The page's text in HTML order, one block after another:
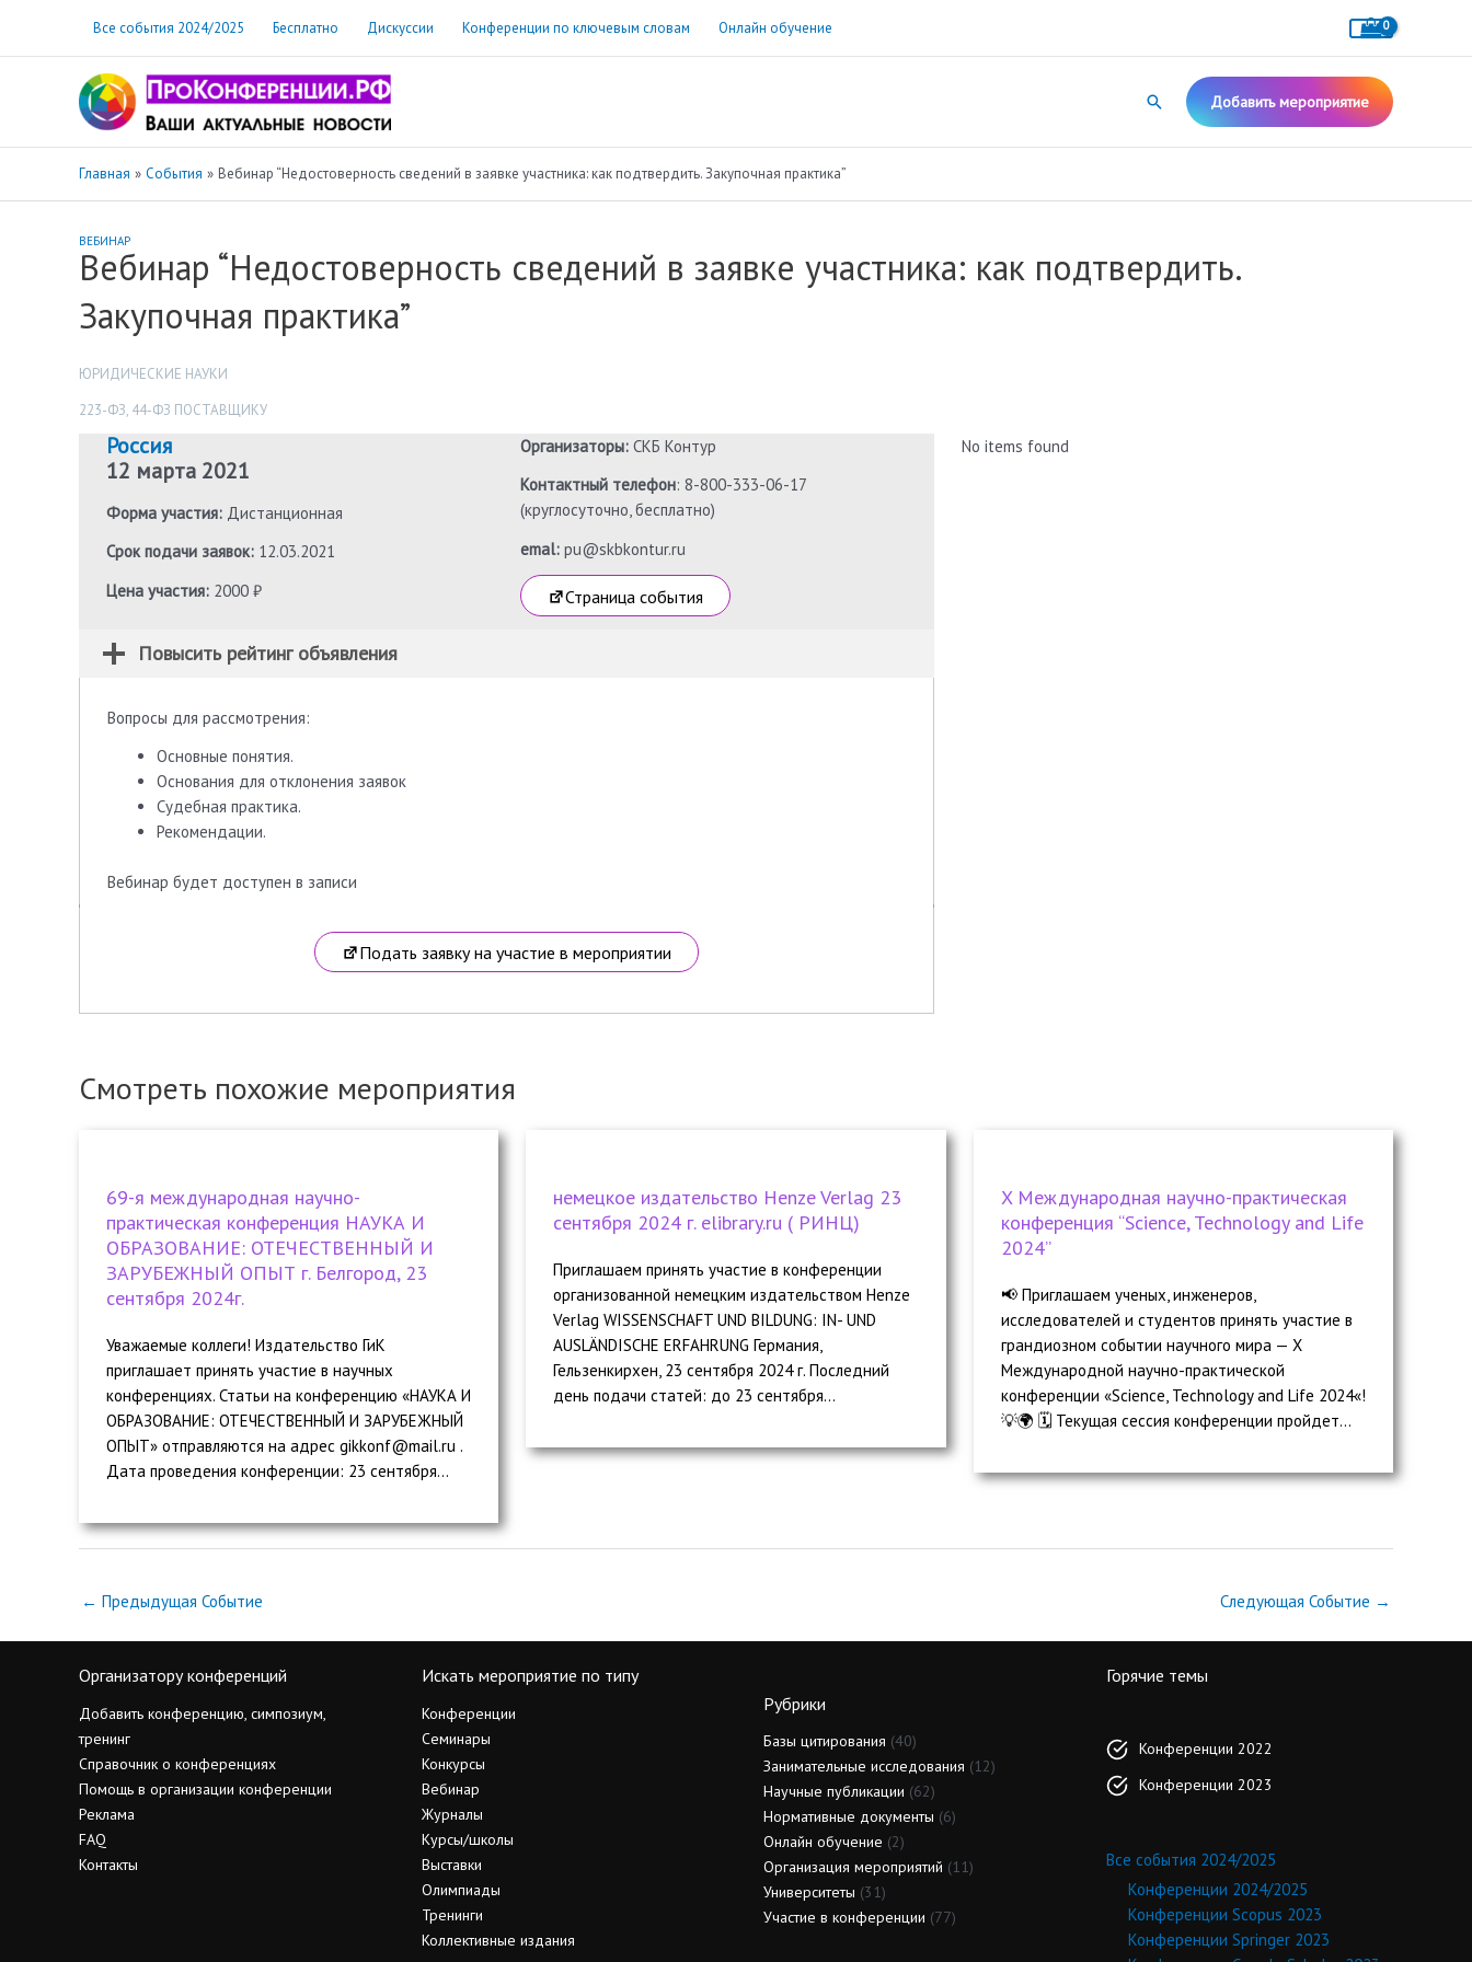
содержимому
Все события 2024/2025 Бесплатно Дискуссии Конференции по ключевым словам Онлайн обучение
Поиск Добавить мероприятие
Главная События Вебинар “Недостоверность сведений в заявке участника: как подтвердить. Закупочная практика”
ВЕБИНАР
Вебинар “Недостоверность сведений в заявке участника: как подтвердить.
Закупочная практика”
ЮРИДИЧЕСКИЕ НАУКИ
223-ФЗ, 44-ФЗ ПОСТАВЩИКУ
Россия
12 марта 2021
Форма участия: Дистанционная
Срок подачи заявок: 12.03.2021
Цена участия: 2000 ₽
Организаторы: СКБ Контур
Контактный телефон: 8-800-333-06-17
(круглосуточно, бесплатно)
emal:pu@skbkontur.ru
Страница события
Повысить рейтинг объявления
Вопросы для рассмотрения:
Основные понятия.
Основания для отклонения заявок
Судебная практика.
Рекомендации.
Вебинар будет доступен в записи
Подать заявку на участие в мероприятии
No items found
Смотреть похожие мероприятия
69-я международная научно-
практическая конференция НАУКА И
ОБРАЗОВАНИЕ: ОТЕЧЕСТВЕННЫЙ И
ЗАРУБЕЖНЫЙ ОПЫТ г. Белгород, 23
сентября 2024г.
Уважаемые коллеги! Издательство ГиК
приглашает принять участие в научных
конференциях. Статьи на конференцию «НАУКА И
ОБРАЗОВАНИЕ: ОТЕЧЕСТВЕННЫЙ И ЗАРУБЕЖНЫЙ
ОПЫТ» отправляются на адрес gikkonf@mail.ru .
Дата проведения конференции: 23 cентября...
немецкое издательство Henze Verlag 23
сентября 2024 г. elibrary.ru ( РИНЦ)
Приглашаем принять участие в конференции
организованной немецким издательством Henze
Verlag WISSENSCHAFT UND BILDUNG: IN- UND
AUSLÄNDISCHE ERFAHRUNG Германия,
Гельзенкирхен, 23 сентября 2024 г. Последний
день подачи статей: до 23 сентября...
X Международная научно-практическая
конференция “Science, Technology and Life
2024”
📢 Приглашаем ученых, инженеров,
исследователей и студентов принять участие в
грандиозном событии научного мира — X
Международной научно-практической
конференции «Science, Technology and Life 2024«!
💡🌍 🗓️ Текущая сессия конференции пройдет...
← Предыдущая Событие Следующая Событие →
Организатору конференций
Добавить конференцию, симпозиум,
тренинг
Справочник о конференциях
Помощь в организации конференции
Реклама
FAQ
Контакты
Искать мероприятие по типу
Конференции
Семинары
Конкурсы
Вебинар
Журналы
Курсы/школы
Выставки
Олимпиады
Тренинги
Коллективные издания
Рубрики
Базы цитирования (40)
Занимательные исследования (12)
Научные публикации (62)
Нормативные документы (6)
Онлайн обучение (2)
Организация мероприятий (11)
Университеты (31)
Участие в конференции (77)
Горячие темы
Конференции 2022
Конференции 2023
Все события 2024/2025
Конференции 2024/2025
Конференции Scopus 2023
Конференции Springer 2023